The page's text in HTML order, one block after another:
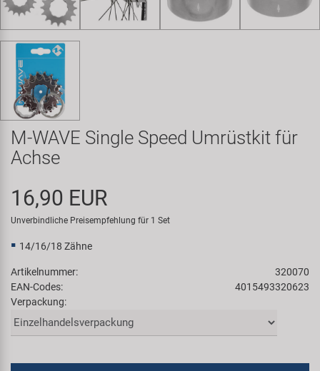
Samox
Smart
SRAM/RockShox
Super B
Trail-Gator
Velo
M-WAVE Single Speed Umrüstkit für
Achse
16,90 EUR
Unverbindliche Preisempfehlung für 1 Set
14/16/18 Zähne
Artikelnummer:
320070
EAN-Codes:
4015493320623
Verpackung: